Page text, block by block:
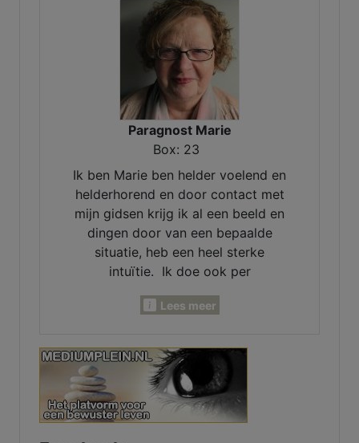
Paragnost Marie
Box: 23
Ik ben Marie ben helder voelend en
helderhorend en door contact met
mijn gidsen krijg ik al een beeld en
dingen door van een bepaalde
situatie, heb een heel sterke
intuïtie. Ik doe ook per
kan voor je pendelen, invoelen,
inzichtkaarten voor je leggen. Ook
voor verleden - heden en
toekomst. Heb een luisterend oor.
samen komen we er wel uit.
Lees meer